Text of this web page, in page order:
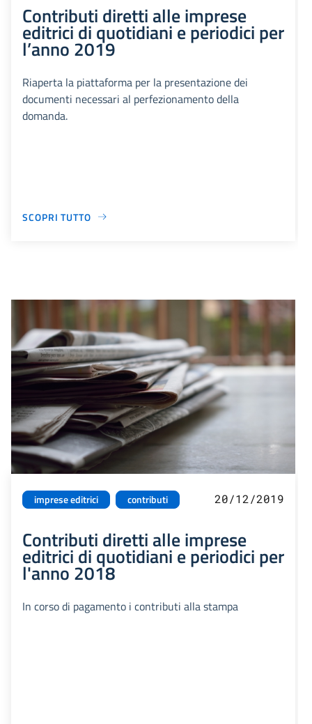
Contributi diretti alle imprese
editrici di quotidiani e periodici per
l’anno 2019
Riaperta la piattaforma per la presentazione dei
documenti necessari al perfezionamento della
domanda.
SCOPRI TUTTO
imprese editrici contributi 20/12/2019
Contributi diretti alle imprese
editrici di quotidiani e periodici per
l'anno 2018
In corso di pagamento i contributi alla stampa